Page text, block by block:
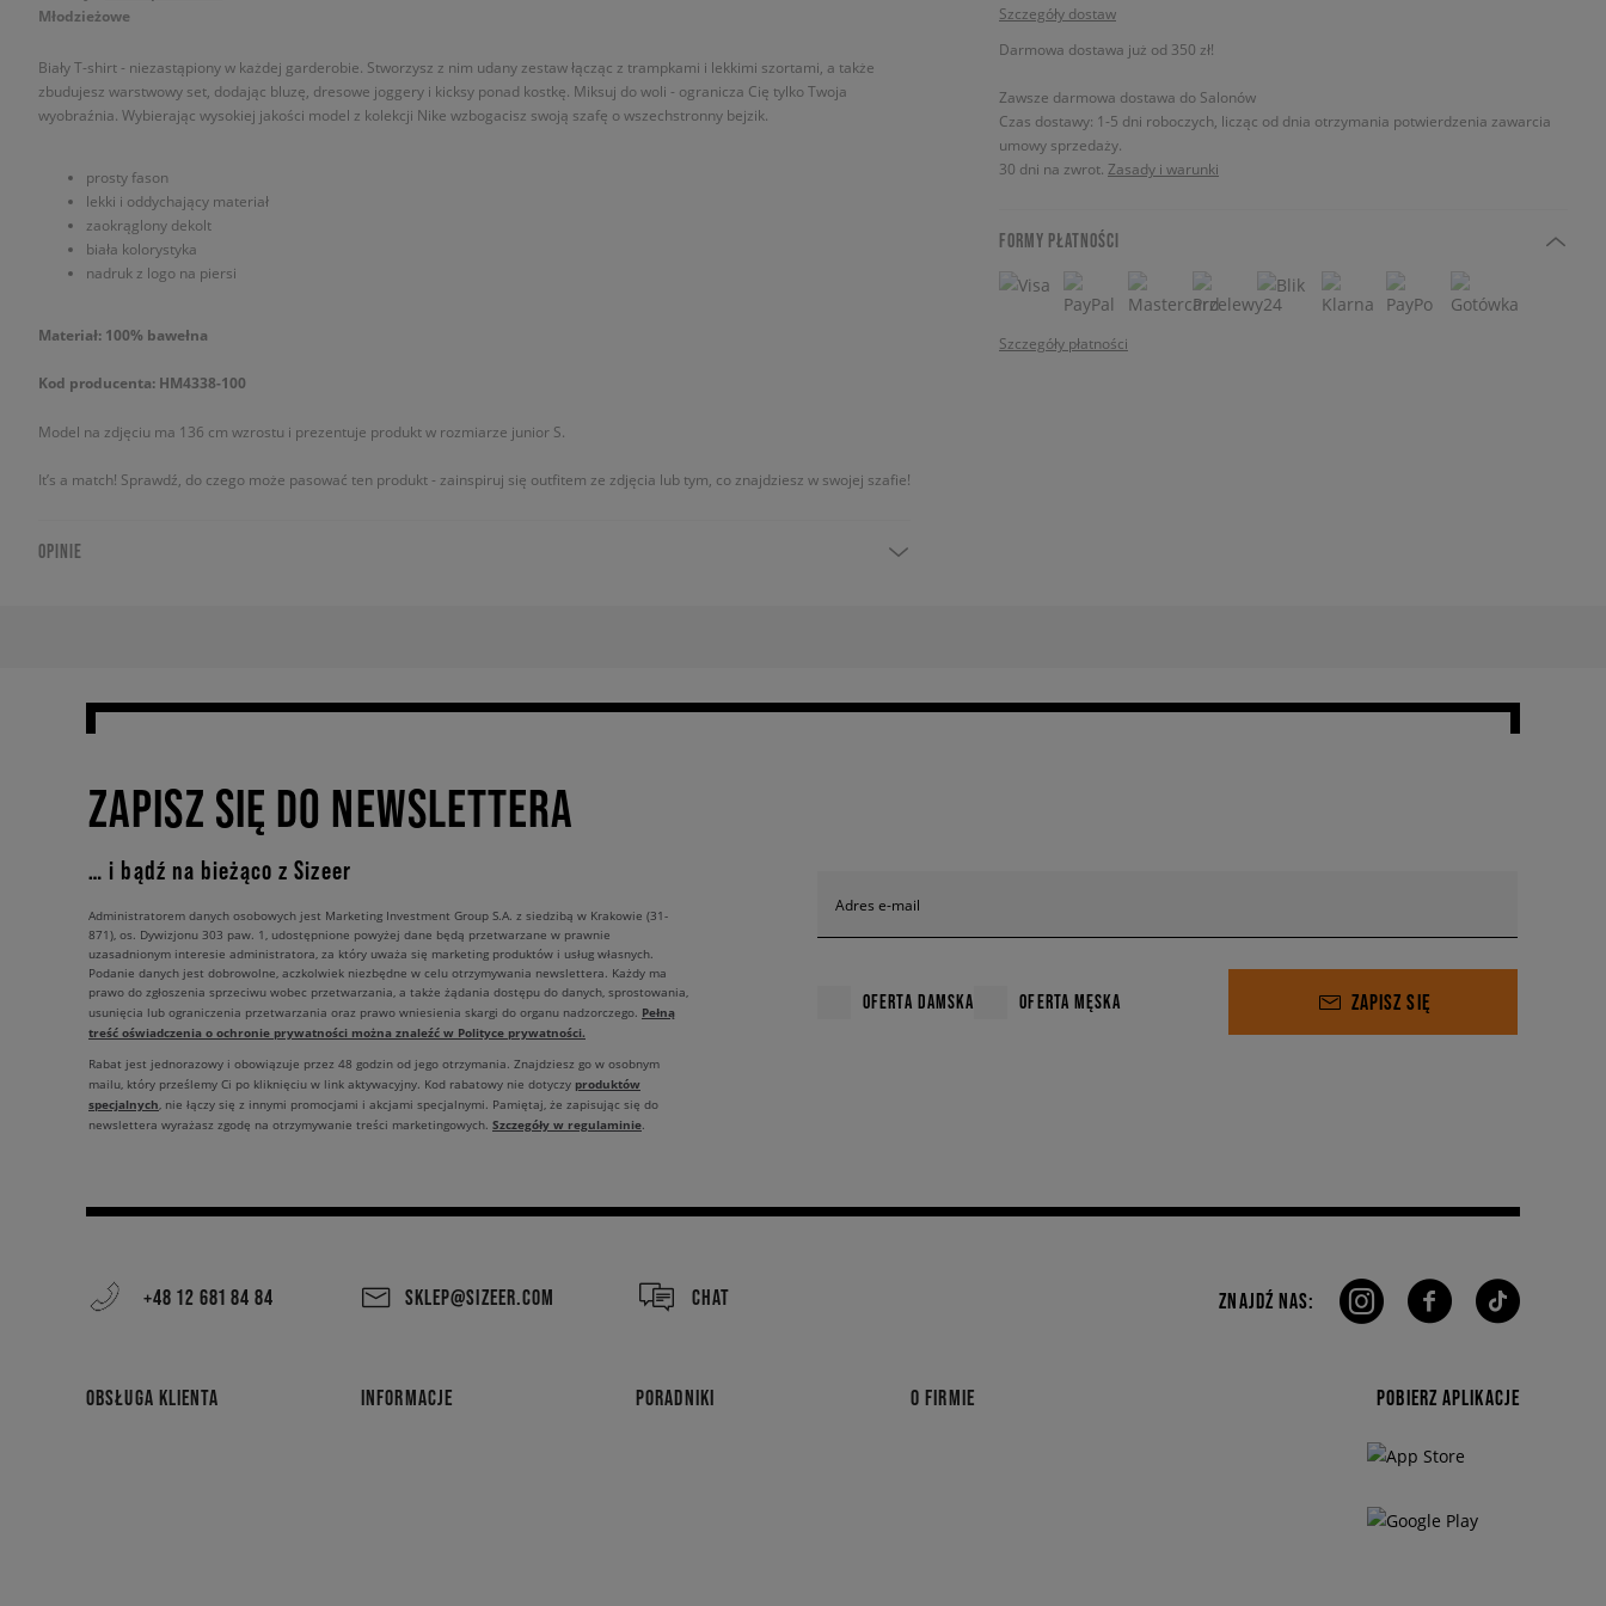
Młodzieżowe
Biały T-shirt - niezastąpiony w każdej garderobie. Stworzysz z nim udany zestaw łącząc z trampkami i lekkimi szortami, a także
zbudujesz warstwowy set, dodając bluzę, dresowe joggery i kicksy ponad kostkę. Miksuj do woli - ogranicza Cię tylko Twoja
wyobraźnia. Wybierając wysokiej jakości model z kolekcji Nike wzbogacisz swoją szafę o wszechstronny bejzik.
prosty fason
lekki i oddychający materiał
zaokrąglony dekolt
biała kolorystyka
nadruk z logo na piersi
Materiał: 100% bawełna
Kod producenta: HM4338-100
Model na zdjęciu ma 136 cm wzrostu i prezentuje produkt w rozmiarze junior S.
It’s a match! Sprawdź, do czego może pasować ten produkt - zainspiruj się outfitem ze zdjęcia lub tym, co znajdziesz w swojej szafie!
OPINIE
Szczegóły dostaw
Darmowa dostawa już od 350 zł!
Zawsze darmowa dostawa do Salonów
Czas dostawy: 1-5 dni roboczych, licząc od dnia otrzymania potwierdzenia zawarcia
umowy sprzedaży.
30 dni na zwrot. Zasady i warunki
FORMY PŁATNOŚCI
Szczegóły płatności
ZAPISZ SIĘ DO NEWSLETTERA
… i bądź na bieżąco z Sizeer
Adres e-mail
OFERTA DAMSKA OFERTA MĘSKA ZAPISZ SIĘ
Administratorem danych osobowych jest Marketing Investment Group S.A. z siedzibą w Krakowie (31-
871), os. Dywizjonu 303 paw. 1, udostępnione powyżej dane będą przetwarzane w prawnie
uzasadnionym interesie administratora, za który uważa się marketing produktów i usług własnych.
Podanie danych jest dobrowolne, aczkolwiek niezbędne w celu otrzymywania newslettera. Każdy ma
prawo do zgłoszenia sprzeciwu wobec przetwarzania, a także żądania dostępu do danych, sprostowania,
usunięcia lub ograniczenia przetwarzania oraz prawo wniesienia skargi do organu nadzorczego. Pełną
treść oświadczenia o ochronie prywatności można znaleźć w Polityce prywatności.
Rabat jest jednorazowy i obowiązuje przez 48 godzin od jego otrzymania. Znajdziesz go w osobnym
mailu, który prześlemy Ci po kliknięciu w link aktywacyjny. Kod rabatowy nie dotyczy produktów
specjalnych, nie łączy się z innymi promocjami i akcjami specjalnymi. Pamiętaj, że zapisując się do
newslettera wyrażasz zgodę na otrzymywanie treści marketingowych. Szczegóły w regulaminie.
+48 12 681 84 84 SKLEP@SIZEER.COM CHAT
OBSŁUGA KLIENTA INFORMACJE PORADNIKI O FIRMIE
ZNAJDŹ NAS:
POBIERZ APLIKACJE